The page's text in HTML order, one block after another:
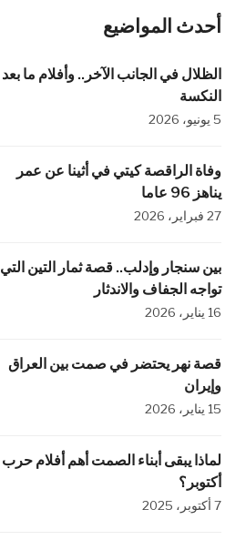
أحدث المواضيع
الظلال في الجانب الآخر.. وأفلام ما بعد
النكسة
5 يونيو، 2026
وفاة الراقصة كيتي في أثينا عن عمر
يناهز 96 عاما
27 فبراير، 2026
بين سنجار وإدلب.. قصة ثمار التين التي
تواجه الجفاف والاندثار
16 يناير، 2026
قصة نهر يحتضر في صمت بين العراق
وإيران
15 يناير، 2026
لماذا يبقى أبناء الصمت أهم أفلام حرب
أكتوبر؟
7 أكتوبر، 2025